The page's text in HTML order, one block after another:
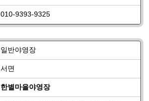
010-9393-9325
일반야영장
서면
한별마을야영장